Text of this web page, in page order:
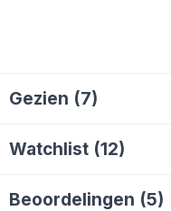
Gezien (7)
J Jessiebessie
Watchlist (12)
denOtter.N
B Boukje
Beoordelingen (5)